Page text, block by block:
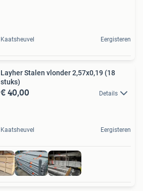
Kaatsheuvel Eergisteren
Layher Stalen vlonder 2,57x0,19 (18
stuks)
€ 40,00 Details
Kaatsheuvel Eergisteren